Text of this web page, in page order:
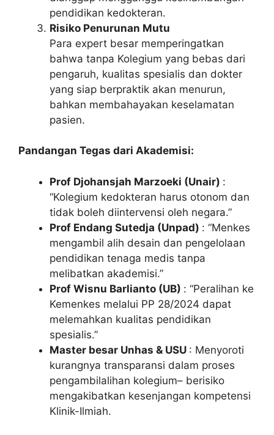
pendidikan kedokteran.
Risiko Penurunan Mutu
Para expert besar memperingatkan
bahwa tanpa Kolegium yang bebas dari
pengaruh, kualitas spesialis dan dokter
yang siap berpraktik akan menurun,
bahkan membahayakan keselamatan
pasien.
Pandangan Tegas dari Akademisi:
Prof Djohansjah Marzoeki (Unair) :
“Kolegium kedokteran harus otonom dan
tidak boleh diintervensi oleh negara.”
Prof Endang Sutedja (Unpad) : “Menkes
mengambil alih desain dan pengelolaan
pendidikan tenaga medis tanpa
melibatkan akademisi.”
Prof Wisnu Barlianto (UB) : “Peralihan ke
Kemenkes melalui PP 28/2024 dapat
melemahkan kualitas pendidikan
spesialis.”
Master besar Unhas & USU : Menyoroti
kurangnya transparansi dalam proses
pengambilalihan kolegium– berisiko
mengakibatkan kesenjangan kompetensi
Klinik-Ilmiah.